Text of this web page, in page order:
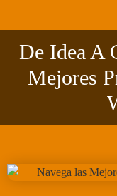
De Idea A
Mejores